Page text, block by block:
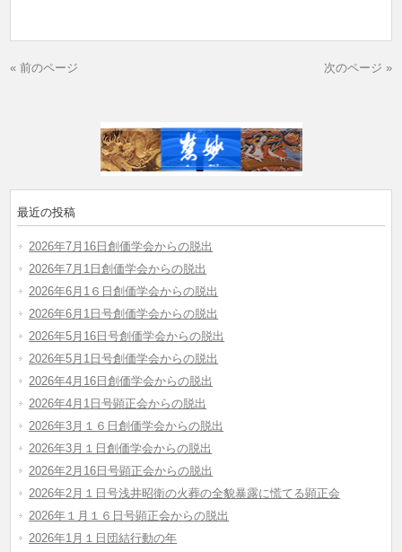
« 前のページ 次のページ »
最近の投稿
2026年7月16日創価学会からの脱出
2026年7月1日創価学会からの脱出
2026年6月1６日創価学会からの脱出
2026年6月1日号創価学会からの脱出
2026年5月16日号創価学会からの脱出
2026年5月1日号創価学会からの脱出
2026年4月16日創価学会からの脱出
2026年4月1日号顕正会からの脱出
2026年3月１６日創価学会からの脱出
2026年3月１日創価学会からの脱出
2026年2月16日号顕正会からの脱出
2026年2月１日号浅井昭衛の火葬の全貌暴露に慌てる顕正会
2026年１月１６日号顕正会からの脱出
2026年1月１日団結行動の年